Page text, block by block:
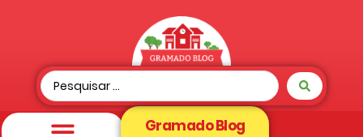
Gramado Blog